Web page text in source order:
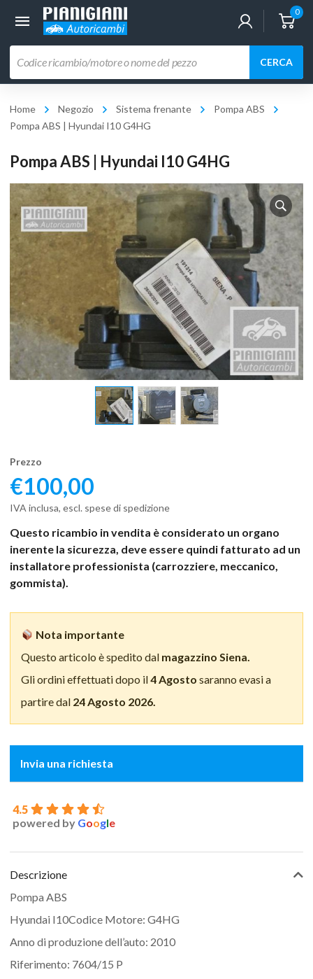
0
prodotti
CERCA
Home Negozio Sistema frenante
Pompa ABS
Pompa ABS | Hyundai I10 G4HG
Pompa ABS | Hyundai I10 G4HG
Prezzo
€100,00
IVA inclusa, escl. spese di spedizione
Questo ricambio in vendita è considerato un organo
inerente la sicurezza, deve essere quindi fatturato ad un
installatore professionista (carrozziere, meccanico,
gommista).
Nota importante
Questo articolo è spedito dal magazzino Siena.
Gli ordini effettuati dopo il4 Agosto saranno evasi a
partire dal 24 Agosto 2026.
Invia una richiesta
4.5
powered by Google
Descrizione
Pompa ABS
Hyundai I10Codice Motore: G4HG
Anno di produzione dell’auto: 2010
Riferimento: 7604/15 P